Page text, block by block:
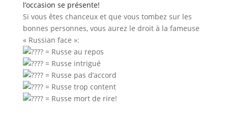
l’occasion se présente!
Si vous êtes chanceux et que vous tombez sur les
bonnes personnes, vous aurez le droit à la fameuse
« Russian face »:
= Russe au repos
= Russe intrigué
= Russe pas d’accord
= Russe trop content
= Russe mort de rire!